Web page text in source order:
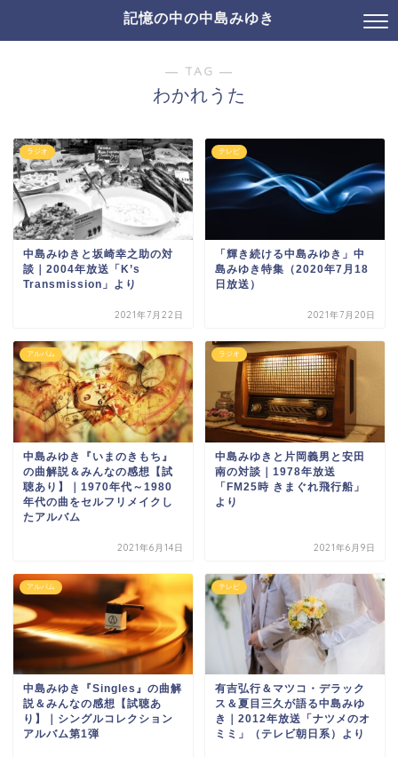
記憶の中の中島みゆき
― TAG ―
わかれうた
ラジオ
中島みゆきと坂崎幸之助の対
談｜2004年放送「K’s
Transmission」より
2021年7月22日
テレビ
「輝き続ける中島みゆき」中
島みゆき特集（2020年7月18
日放送）
2021年7月20日
アルバム
中島みゆき『いまのきもち』
の曲解説＆みんなの感想【試
聴あり】｜1970年代～1980
年代の曲をセルフリメイクし
たアルバム
2021年6月14日
ラジオ
中島みゆきと片岡義男と安田
南の対談｜1978年放送
「FM25時 きまぐれ飛行船」
より
2021年6月9日
アルバム
中島みゆき『Singles』の曲解
説＆みんなの感想【試聴あ
り】｜シングルコレクション
アルバム第1弾
テレビ
有吉弘行＆マツコ・デラック
ス＆夏目三久が語る中島みゆ
き｜2012年放送「ナツメのオ
ミミ」（テレビ朝日系）より